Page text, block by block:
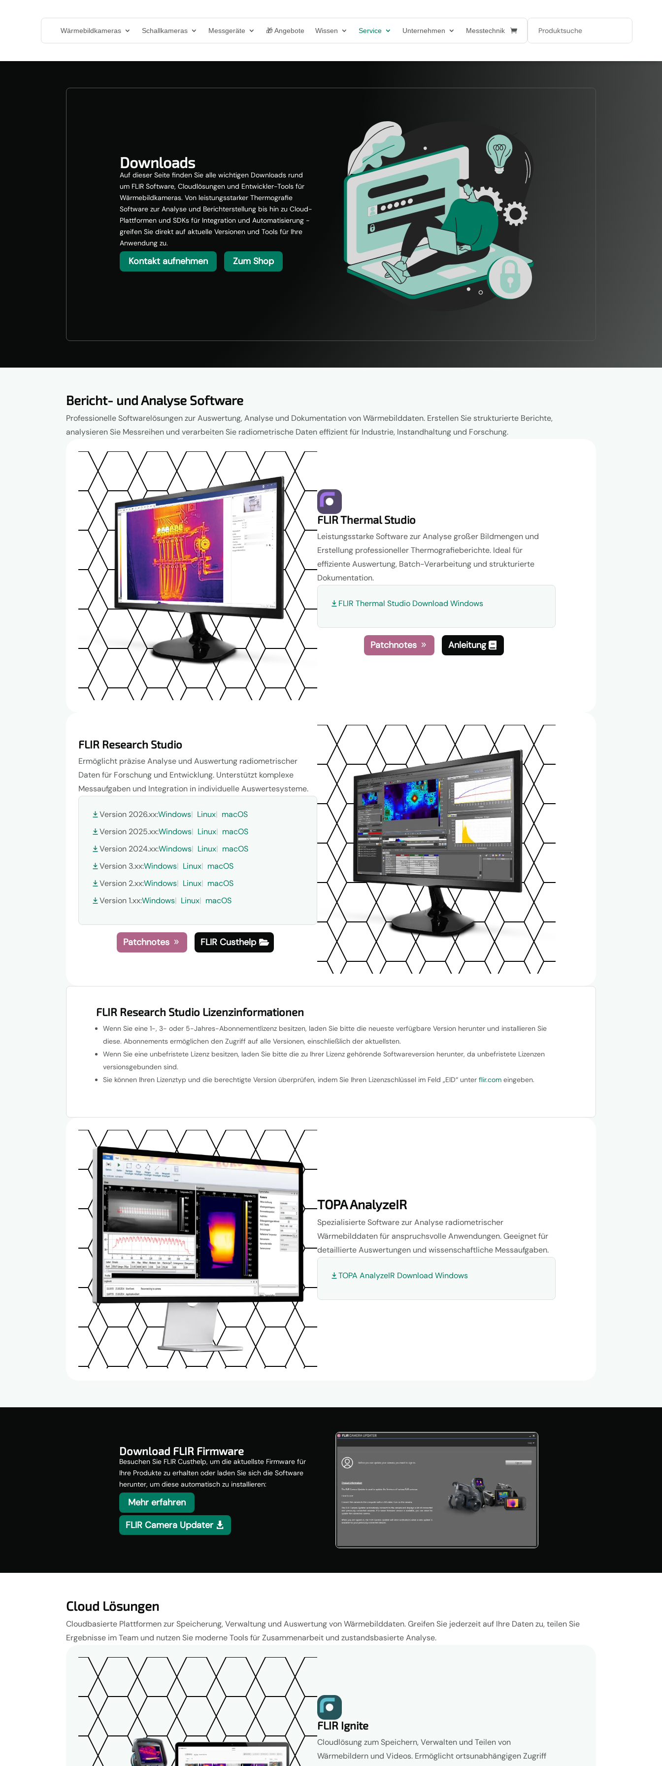
Wärmebildkameras Schallkameras Messgeräte 🎁 Angebote Wissen Service Unternehmen Messtechnik
Downloads
Auf dieser Seite finden Sie alle wichtigen Downloads rund
um FLIR Software, Cloudlösungen und Entwickler-Tools für
Wärmebildkameras. Von leistungsstarker Thermografie
Software zur Analyse und Berichterstellung bis hin zu Cloud-
Plattformen und SDKs für Integration und Automatisierung -
greifen Sie direkt auf aktuelle Versionen und Tools für Ihre
Anwendung zu.
Kontakt aufnehmen Zum Shop
Bericht- und Analyse Software
Professionelle Softwarelösungen zur Auswertung, Analyse und Dokumentation von Wärmebilddaten. Erstellen Sie strukturierte Berichte,
analysieren Sie Messreihen und verarbeiten Sie radiometrische Daten effizient für Industrie, Instandhaltung und Forschung.
FLIR Thermal Studio
Leistungsstarke Software zur Analyse großer Bildmengen und
Erstellung professioneller Thermografieberichte. Ideal für
effiziente Auswertung, Batch-Verarbeitung und strukturierte
Dokumentation.
FLIR Thermal Studio Download Windows
Patchnotes Anleitung
FLIR Research Studio
Ermöglicht präzise Analyse und Auswertung radiometrischer
Daten für Forschung und Entwicklung. Unterstützt komplexe
Messaufgaben und Integration in individuelle Auswertesysteme.
Version 2026.xx:Windows Linux
macOS
Version 2025.xx:Windows Linux
macOS
Version 2024.xx:Windows Linux
macOS
Version 3.xx:Windows Linux
macOS
Version 2.xx:Windows Linux
macOS
Version 1.xx:Windows Linux macOS
Patchnotes FLIR Custhelp
FLIR Research Studio Lizenzinformationen
Wenn Sie eine 1-, 3- oder 5-Jahres-Abonnementlizenz besitzen, laden Sie bitte die neueste verfügbare Version herunter und installieren Sie
diese. Abonnements ermöglichen den Zugriff auf alle Versionen, einschließlich der aktuellsten.
Wenn Sie eine unbefristete Lizenz besitzen, laden Sie bitte die zu Ihrer Lizenz gehörende Softwareversion herunter, da unbefristete Lizenzen
versionsgebunden sind.
Sie können Ihren Lizenztyp und die berechtigte Version überprüfen, indem Sie Ihren Lizenzschlüssel im Feld „EID“ unterflir.com eingeben.
TOPA AnalyzeIR
Spezialisierte Software zur Analyse radiometrischer
Wärmebilddaten für anspruchsvolle Anwendungen. Geeignet für
detaillierte Auswertungen und wissenschaftliche Messaufgaben.
TOPA AnalyzeIR Download Windows
Download FLIR Firmware
Besuchen Sie FLIR Custhelp, um die aktuellste Firmware für
Ihre Produkte zu erhalten oder laden Sie sich die Software
herunter, um diese automatisch zu installieren:
Mehr erfahren
FLIR Camera Updater
Cloud Lösungen
Cloudbasierte Plattformen zur Speicherung, Verwaltung und Auswertung von Wärmebilddaten. Greifen Sie jederzeit auf Ihre Daten zu, teilen Sie
Ergebnisse im Team und nutzen Sie moderne Tools für Zusammenarbeit und zustandsbasierte Analyse.
FLIR Ignite
Cloudlösung zum Speichern, Verwalten und Teilen von
Wärmebildern und Videos. Ermöglicht ortsunabhängigen Zugriff